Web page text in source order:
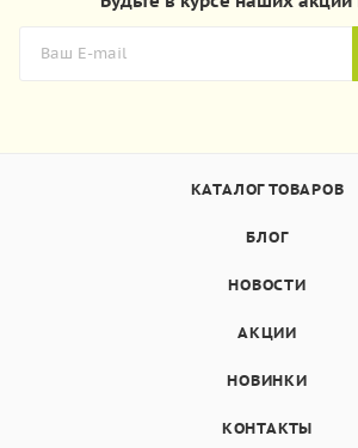
КАТАЛОГ ТОВАРОВ
БЛОГ
НОВОСТИ
АКЦИИ
НОВИНКИ
КОНТАКТЫ